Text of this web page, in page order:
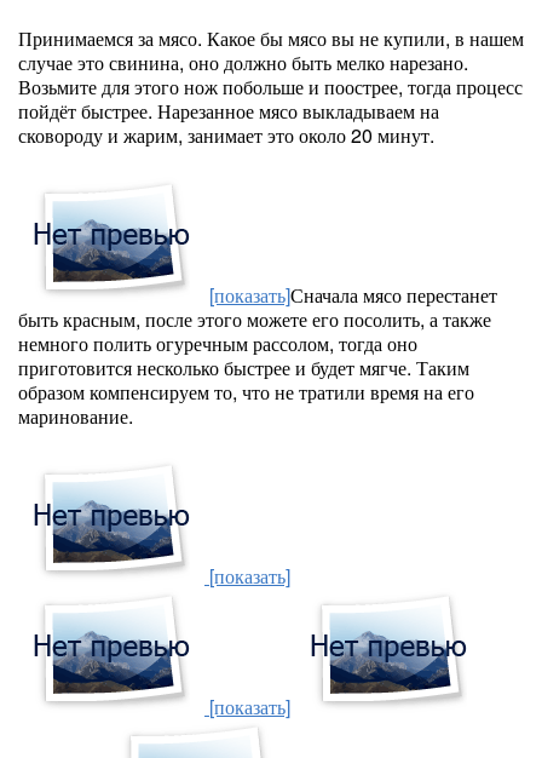
Принимаемся за мясо. Какое бы мясо вы не купили, в нашем
случае это свинина, оно должно быть мелко нарезано.
Возьмите для этого нож побольше и поострее, тогда процесс
пойдёт быстрее. Нарезанное мясо выкладываем на
сковороду и жарим, занимает это около 20 минут.
[показать]Сначала мясо перестанет
быть красным, после этого можете его посолить, а также
немного полить огуречным рассолом, тогда оно
приготовится несколько быстрее и будет мягче. Таким
образом компенсируем то, что не тратили время на его
маринование.
[показать]
[показать]